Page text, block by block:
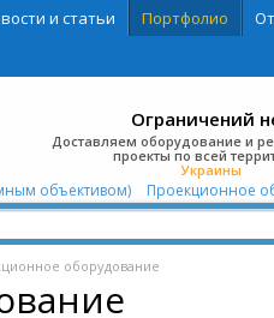
и статьи Портфолио
Ограничений
Доставляем оборудование и
проекты по всей
Украины
объективом) Проекционное
оборудование